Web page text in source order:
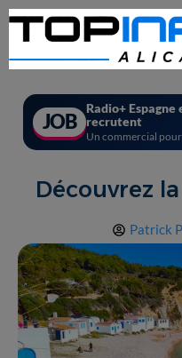
JOB
Radio+
recrutent
Un commercial
Découvrez
Patrick